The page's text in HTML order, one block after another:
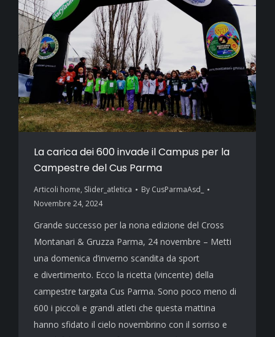
La carica dei 600 invade il Campus per la
Campestre del Cus Parma
Articoli home, Slider_atletica By CusParmaAsd_
Novembre 24, 2024
Grande successo per la nona edizione del Cross
Montanari & Gruzza Parma, 24 novembre – Metti
una domenica d’inverno scandita da sport
e divertimento. Ecco la ricetta (vincente) della
campestre targata Cus Parma. Sono poco meno di
600 i piccoli e grandi atleti che questa mattina
hanno sfidato il cielo novembrino con il sorriso e